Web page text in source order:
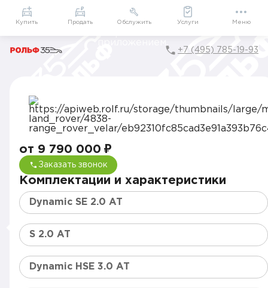
Приложение
Мой РОЛЬФ
Подарки внутри
+7 (495) 785-19-93
от 9 790 000 ₽
Заказать звонок
Комплектации и характеристики
Dynamic SE 2.0 AT
S 2.0 AT
Dynamic HSE 3.0 AT
Купить Продать Обслужить Услуги Меню